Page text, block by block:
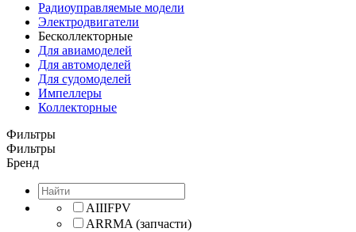
Радиоуправляемые модели
Электродвигатели
Бесколлекторные
Для авиамоделей
Для автомоделей
Для судомоделей
Импеллеры
Коллекторные
Фильтры
Фильтры
Бренд
AIIIFPV
ARRMA (запчасти)